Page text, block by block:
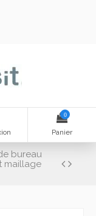
0
Panier
bureau
maillage